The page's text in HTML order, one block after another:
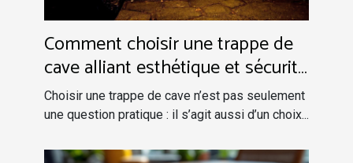
Comment choisir une trappe de
cave alliant esthétique et sécurité
?
Choisir une trappe de cave n’est pas seulement
une question pratique : il s’agit aussi d’un choix...